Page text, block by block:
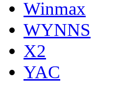
Winmax
WYNNS
X2
YAC